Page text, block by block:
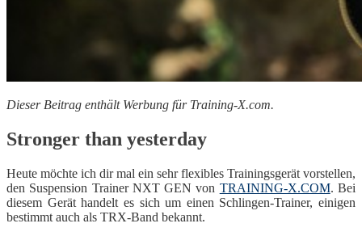
Dieser Beitrag enthält Werbung für Training-X.com.
Stronger than yesterday
Heute möchte ich dir mal ein sehr flexibles Trainingsgerät vorstellen,
den Suspension Trainer NXT GEN von TRAINING-X.COM. Bei
diesem Gerät handelt es sich um einen Schlingen-Trainer, einigen
bestimmt auch als TRX-Band bekannt.